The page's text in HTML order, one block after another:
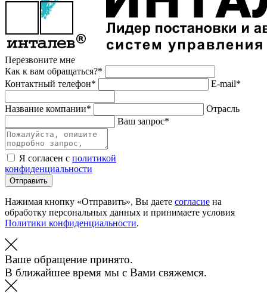
Перезвоните мне
Как к вам обращаться?*
Контактный телефон*
E-mail*
Название компании*
Отрасль
Ваш запрос*
Я согласен с политикой
конфиденциальности
Отправить
Нажимая кнопку «Отправить», Вы даете согласие на
обработку персональных данных и принимаете условия
Политики конфиденциальности.
Ваше обращение принято.
В ближайшее время мы с Вами свяжемся.